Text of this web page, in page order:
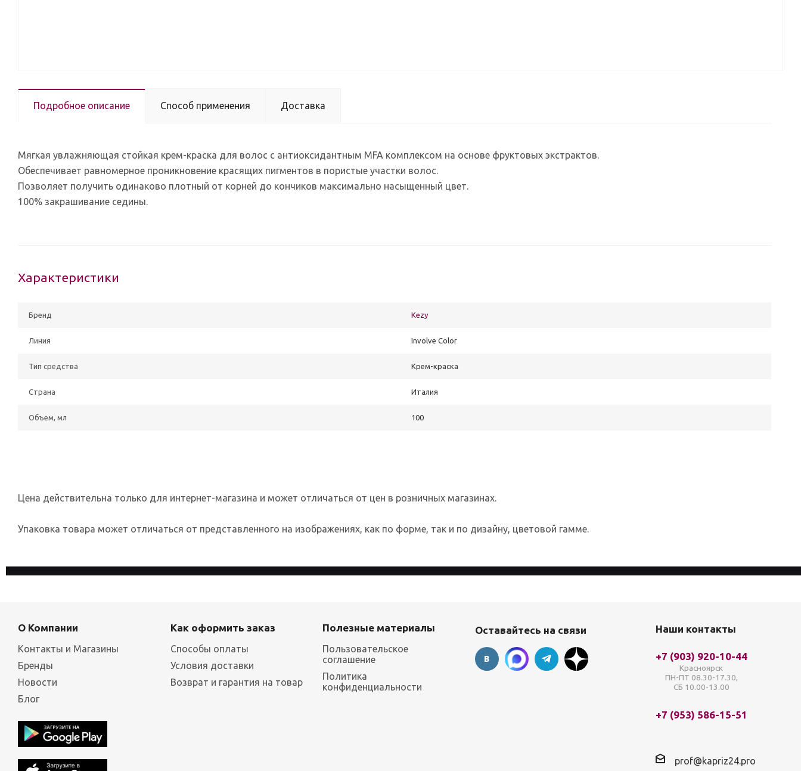
Подробное описание Способ применения Доставка
Мягкая увлажняющая стойкая крем-краска для волос с антиоксидантным MFA комплексом на основе фруктовых экстрактов.
Обеспечивает равномерное проникновение красящих пигментов в пористые участки волос.
Позволяет получить одинаково плотный от корней до кончиков максимально насыщенный цвет.
100% закрашивание седины.
Характеристики
Бренд Kezy
Линия Involve Color
Тип средства Крем-краска
Страна Италия
Объем, мл 100
Цена действительна только для интернет-магазина и может отличаться от цен в розничных магазинах.
Упаковка товара может отличаться от представленного на изображениях, как по форме, так и по дизайну, цветовой гамме.
О Компании
Контакты и Магазины
Бренды
Новости
Блог
Как оформить заказ
Способы оплаты
Условия доставки
Возврат и гарантия на товар
Полезные материалы
Пользовательское
соглашение
Политика
конфиденциальности
Оставайтесь на связи Наши контакты
+7 (903) 920-10-44
Красноярск
ПН-ПТ 08.30-17.30,
СБ 10.00-13.00
+7 (953) 586-15-51
prof@kapriz24.pro